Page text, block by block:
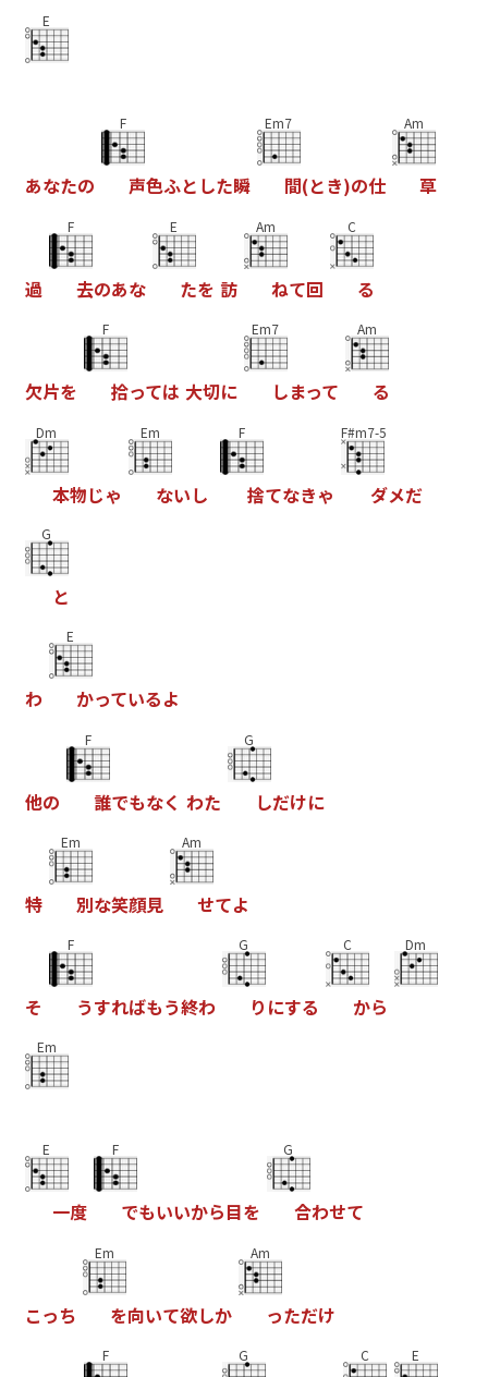
E
あなたの
F
声色ふと した瞬
Em7
間(とき)の仕
Am
草
過
F
去のあな
E
たを 訪
Am
ねて回
C
る
欠片を
F
拾っては 大切に
Em7
しまって
Am
る
Dm
本物じゃ
Em
ないし
F
捨てなきゃ
F#m7-5
ダメだ
G
と
わ
E
かっているよ
他の
F
誰でもなく わた
G
しだけに
特
Em
別な笑顔見
Am
せてよ
そ
F
うすればもう終わ
G
り にする
C
から
Dm
Em
E
一度
F
でもいいから目を
G
合わせて
こっち
Em
を向いて欲しか
Am
っただけ
F G C E